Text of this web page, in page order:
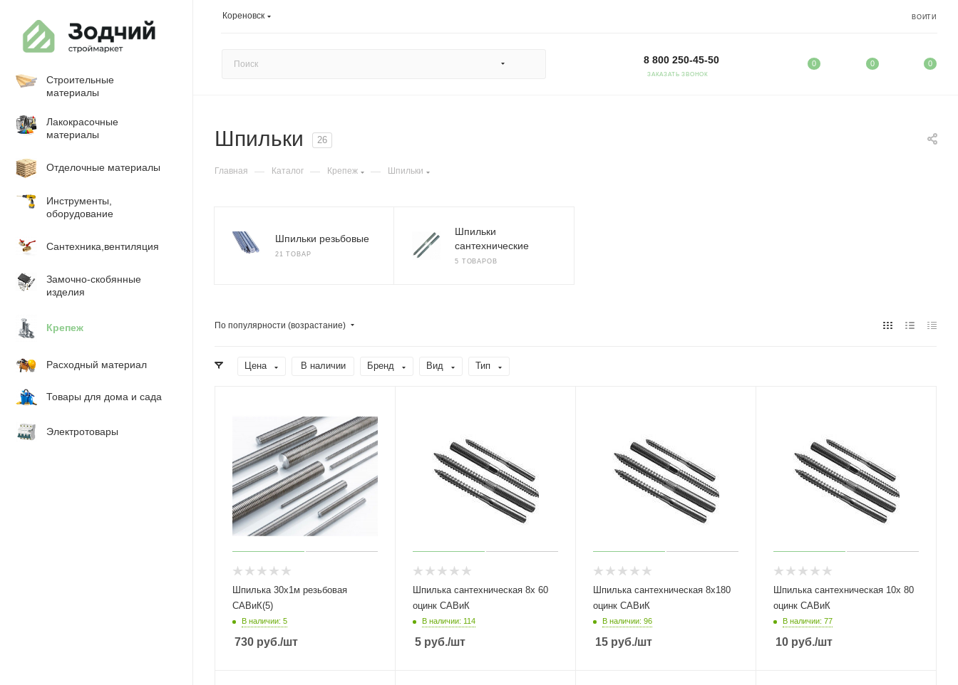
Кореновск ВОЙТИ
8 800 250-45-50
ЗАКАЗАТЬ ЗВОНОК
0 0 0
Строительные
материалы
Лакокрасочные
материалы
Отделочные материалы
Инструменты,
оборудование
Сантехника,вентиляция
Замочно-скобянные
изделия
Крепеж
Расходный материал
Товары для дома и сада
Электротовары
Шпильки 26
Главная — Каталог — Крепеж — Шпильки
Шпильки резьбовые
21 ТОВАР
Шпильки
сантехнические
5 ТОВАРОВ
По популярности (возрастание)
Цена В наличии Бренд Вид Тип
Шпилька 30х1м резьбовая
САВиК(5)
В наличии: 5
730 руб./шт
Шпилька сантехническая 8х 60
оцинк САВиК
В наличии: 114
5 руб./шт
Шпилька сантехническая 8х180
оцинк САВиК
В наличии: 96
15 руб./шт
Шпилька сантехническая 10х 80
оцинк САВиК
В наличии: 77
10 руб./шт